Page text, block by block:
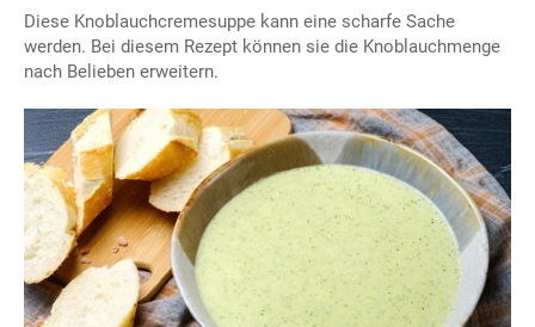
Diese Knoblauchcremesuppe kann eine scharfe Sache
werden. Bei diesem Rezept können sie die Knoblauchmenge
nach Belieben erweitern.